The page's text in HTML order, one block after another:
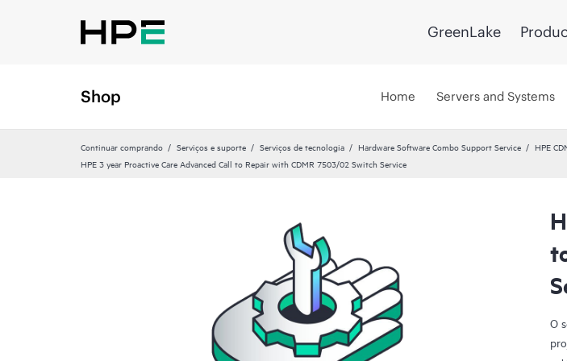
GreenLake
Shop Home Servers and Systems
Continuar comprando Serviços e suporte Serviços de tecnologia Hardware Software Combo Support Service
HPE
HPE 3 year Proactive Care Advanced Call to Repair with CDMR 7503/02 Switch Service
O